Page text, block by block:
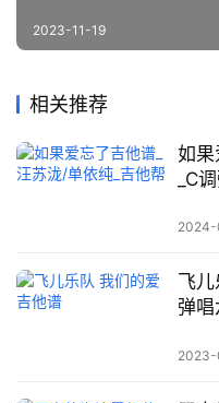
2023-11-19
相关推荐
如果
_C
2024-
飞儿
弹